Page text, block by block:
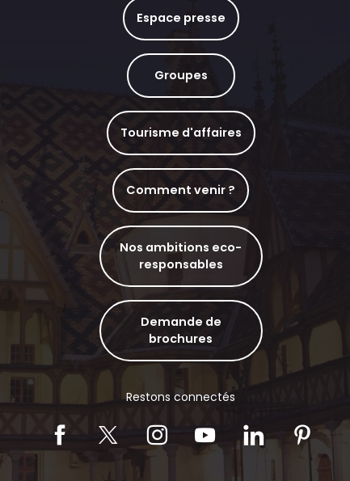
Espace presse
Groupes
Tourisme d'affaires
Comment venir ?
Nos ambitions eco-
responsables
Demande de
brochures
Restons connectés